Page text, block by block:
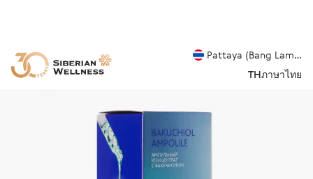
Pattaya (Bang
THภาษาไทย